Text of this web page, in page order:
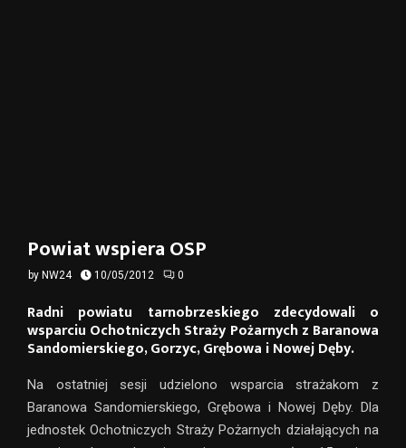
Powiat wspiera OSP
by NW24 10/05/2012 0
Radni powiatu tarnobrzeskiego zdecydowali o
wsparciu Ochotniczych Straży Pożarnych z Baranowa
Sandomierskiego, Gorzyc, Grębowa i Nowej Dęby.
Na ostatniej sesji udzielono wsparcia strażakom z
Baranowa Sandomierskiego, Grębowa i Nowej Dęby. Dla
jednostek Ochotniczych Straży Pożarnych działających na